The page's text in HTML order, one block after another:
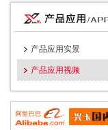
产品应用实景
产品应用视频